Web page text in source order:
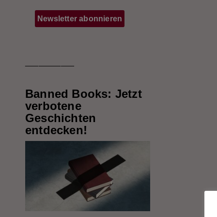
Banned Books: Jetzt
verbotene
Geschichten
entdecken!